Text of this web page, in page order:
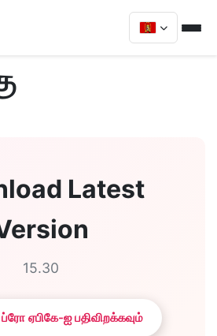
Latest
15.30
ஏபிகே-ஐ பதிவிறக்கவும்